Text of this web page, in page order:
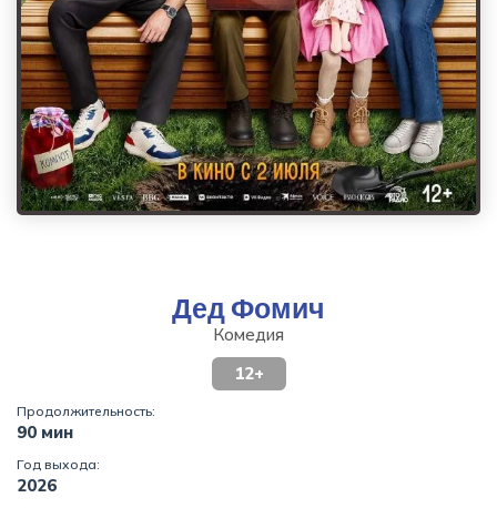
Дед Фомич
Комедия
12+
Продолжительность:
90 мин
Год выхода:
2026